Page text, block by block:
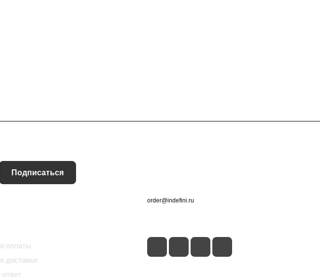
Подписаться
оплаты
доставки
order@indefini.ru